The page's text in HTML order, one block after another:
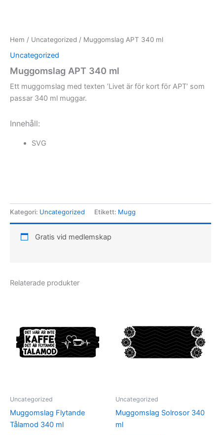
Hem / Uncategorized / Muggomslag APT 340 ml
Uncategorized
Muggomslag APT 340 ml
Ett muggomslag med texten ’Livet är för kort för APT’ som
passar 340 ml muggar.
Innehåll:
SVG
Kategori: Uncategorized Etikett: Mugg
Gratis vid medlemskap
Relaterade produkter
Uncategorized
Muggomslag Flytande
Tålamod 340 ml
Uncategorized
Muggomslag Solrosor 340
ml